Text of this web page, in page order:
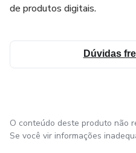
de produtos digitais.
Dúvidas
O conteúdo deste produto não
Se você vir informações